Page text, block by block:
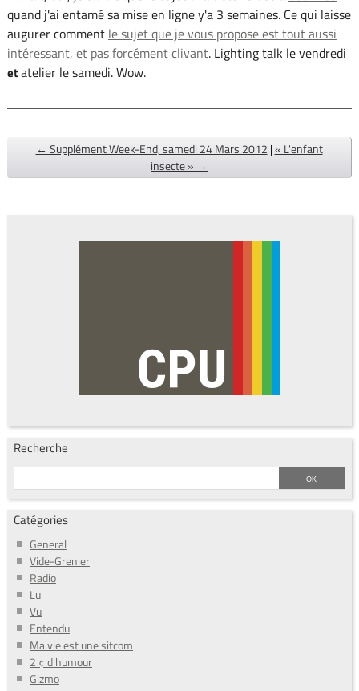
quand j'ai entamé sa mise en ligne y'a 3 semaines. Ce qui laisse
augurer comment le sujet que je vous propose est tout aussi
intéressant, et pas forcément clivant. Lighting talk le vendredi
etatelier le samedi. Wow.
← Supplément Week-End, samedi 24 Mars 2012 |« L'enfant
insecte » →
Recherche
Catégories
General
Vide-Grenier
Radio
Lu
Vu
Entendu
Ma vie est une sitcom
2 ¢ d'humour
Gizmo